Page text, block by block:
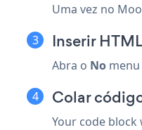
Uma vez no
Inserir
Abra o No menu
Colar
Your code block